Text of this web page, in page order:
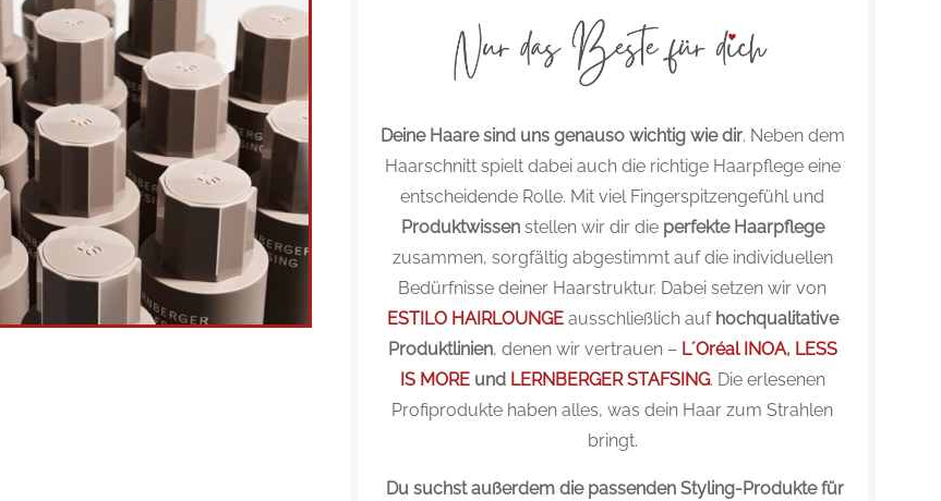
Deine Haare sind uns genauso wichtig wie dir. Neben dem
Haarschnitt spielt dabei auch die richtige Haarpflege eine
entscheidende Rolle. Mit viel Fingerspitzengefühl und
Produktwissenstellen wir dir die perfekte Haarpflege
zusammen, sorgfältig abgestimmt auf die individuellen
Bedürfnisse deiner Haarstruktur. Dabei setzen wir von
ESTILO HAIRLOUNGEausschließlich auf hochqualitative
Produktlinien, denen wir vertrauen – L´Oréal INOA, LESS
IS MORE und LERNBERGER STAFSING. Die erlesenen
Profiprodukte haben alles, was dein Haar zum Strahlen
bringt.
Du suchst außerdem die passenden Styling-Produkte für